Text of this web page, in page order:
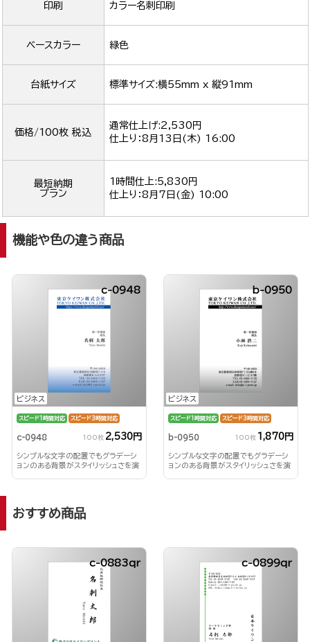
印刷 カラー名刺印刷
ベースカラー 緑色
台紙サイズ 標準サイズ:横55mm x 縦91mm
価格/100枚 税込
通常仕上げ:2,530円
仕上り：8月13日(木) 16:00
最短納期
プラン
1時間仕上:5,830円
仕上り：8月7日(金) 10:00
機能や色の違う商品
ビジネス
c-0948
スピード1時間対応 スピード3時間対応
c-0948 100枚 2,530円
シンプルな文字の配置でもグラデーシ
ョンのある背景がスタイリッシュさを演
ビジネス
b-0950
スピード1時間対応 スピード3時間対応
b-0950 100枚 1,870円
シンプルな文字の配置でもグラデーシ
ョンのある背景がスタイリッシュさを演
おすすめ商品
c-0883qr c-0899qr